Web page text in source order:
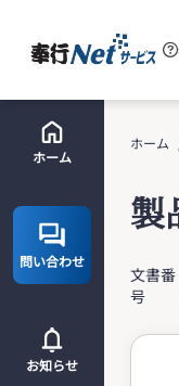
ホーム
問い合わせ
お知らせ
ホーム
製
文書番
号